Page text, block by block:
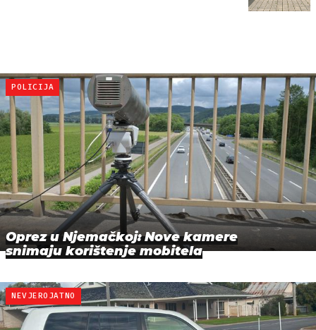
POLICIJA
Oprez u Njemačkoj: Nove kamere
snimaju korištenje mobitela
NEVJEROJATNO